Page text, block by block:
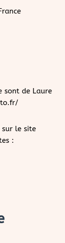
sont de Laure
le site
: